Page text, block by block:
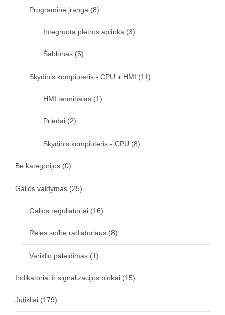
Programinė įranga (8)
Integruota plėtros aplinka (3)
Šablonas (5)
Skydinis kompiuteris - CPU ir HMI (11)
HMI terminalas (1)
Priedai (2)
Skydinis kompiuteris - CPU (8)
Be kategorijos (0)
Galios valdymas (25)
Galios reguliatoriai (16)
Relės su/be radiatoriaus (8)
Variklio paleidimas (1)
Indikatoriai ir signalizacijos blokai (15)
Jutikliai (179)